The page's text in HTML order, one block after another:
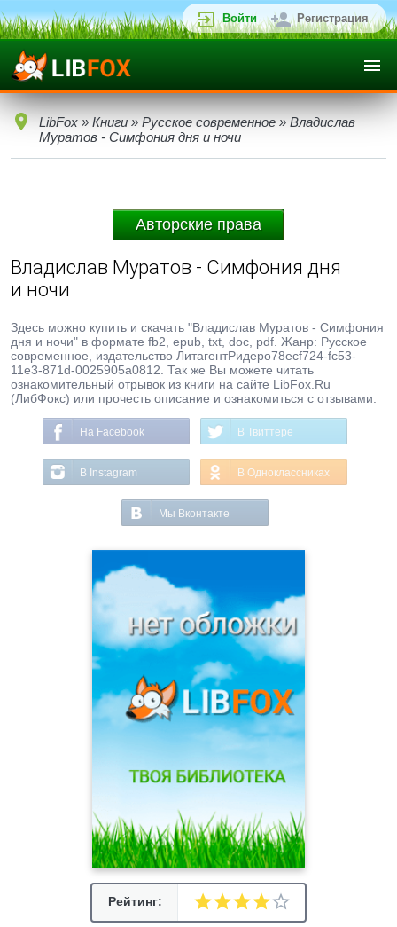
Войти Регистрация
LibFox » Книги » Русское современное » Владислав
Муратов - Симфония дня и ночи
Авторские права
Владислав Муратов - Симфония дня
и ночи
Здесь можно купить и скачать "Владислав Муратов - Симфония
дня и ночи" в формате fb2, epub, txt, doc, pdf. Жанр: Русское
современное, издательство ЛитагентРидеро78ecf724-fc53-
11e3-871d-0025905a0812. Так же Вы можете читать
ознакомительный отрывок из книги на сайте LibFox.Ru
(ЛибФокс) или прочесть описание и ознакомиться с отзывами.
На Facebook В Твиттере
В Instagram В Одноклассниках
Мы Вконтакте
Рейтинг: